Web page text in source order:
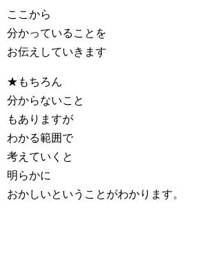
ここから
分かっていることを
お伝えしていきます
★もちろん
分からないこと
もありますが
わかる範囲で
考えていくと
明らかに
おかしいということがわかります。